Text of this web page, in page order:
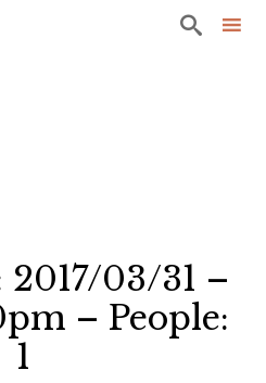

2017/03/31 –
– People:
1